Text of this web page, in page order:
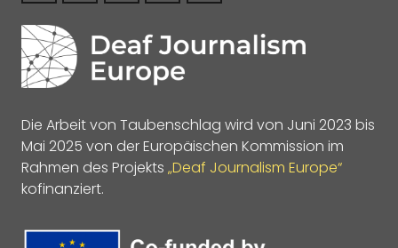
Die Arbeit von Taubenschlag wird von Juni 2023 bis
Mai 2025 von der Europäischen Kommission im
Rahmen des Projekts „Deaf Journalism Europe“
kofinanziert.